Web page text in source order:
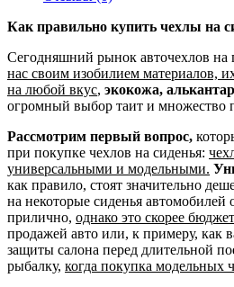
Как правильно купить чехлы на
Сегодняшний рынок авточехлов на
нас своим изобилием материалов,
на любой вкус, экокожа,
огромный выбор таит и множество
Рассмотрим первый вопрос,
при покупке чехлов на сиденья:
универсальными и модельными.
как правило, стоят значительно
на некоторые сиденья автомобилей
прилично, однако это скорее
продажей авто или, к примеру, как
защиты салона перед длительной
рыбалку, когда покупка модельных